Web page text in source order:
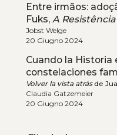
Entre irmãos:
Fuks, A Resistência
Jobst Welge
20 Giugno 2024
Cuando la Historia
constelaciones
Volver la vista atrásde
Claudia Gatzemeier
20 Giugno 2024